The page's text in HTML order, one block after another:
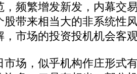
，频繁增发新发，内幕交
股带来相当大的非系统性
，市场的投资投机机会客
，似乎机构作庄形式